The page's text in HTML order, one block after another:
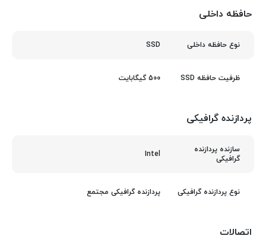
حافظه داخلی
نوع حافظه داخلی SSD
ظرفیت حافظه SSD 500 گیگابایت
پردازنده گرافیکی
سازنده پردازنده
گرافیکی
Intel
نوع پردازنده گرافیکی پردازنده گرافیکی مجتمع
اتصالات